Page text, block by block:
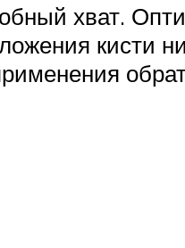
хват.
кисти